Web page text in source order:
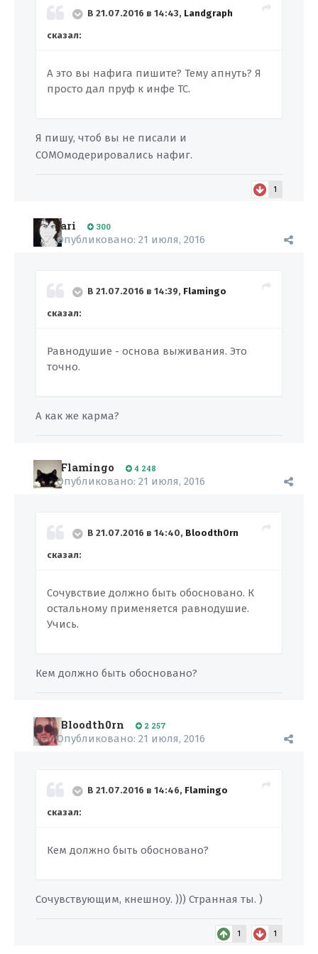
В 21.07.2016 в 14:43, Landgraph
сказал:
А это вы нафига пишите? Тему апнуть? Я
просто дал пруф к инфе ТС.
Я пишу, чтоб вы не писали и
СОМОмодерировались нафиг.
1
ari 300
Опубликовано: 21 июля, 2016
В 21.07.2016 в 14:39, Flamingo
сказал:
Равнодушие - основа выживания. Это
точно.
А как же карма?
Flamingo 4 248
Опубликовано: 21 июля, 2016
В 21.07.2016 в 14:40, Bloodth0rn
сказал:
Сочувствие должно быть обосновано. К
остальному применяется равнодушие.
Учись.
Кем должно быть обосновано?
Bloodth0rn 2 257
Опубликовано: 21 июля, 2016
В 21.07.2016 в 14:46, Flamingo
сказал:
Кем должно быть обосновано?
Сочувствующим, кнешноу. ))) Странная ты. )
1 1